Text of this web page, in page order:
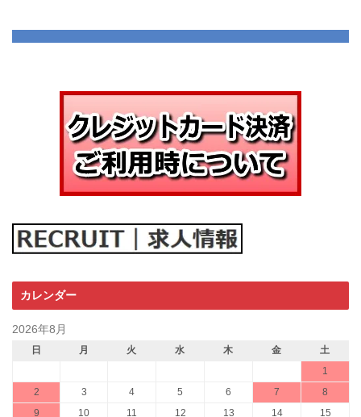
カレンダー
2026年8月
日 月 火 水 木 金
土
1
2
3 4 5 6 7
8
9
10 11 12 13 14 15